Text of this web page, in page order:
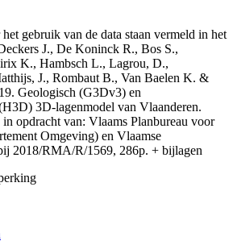
gebruik van de data staan vermeld in het
J., De Koninck R., Bos S.,
K., Hambsch L., Lagrou, D.,
J., Rombaut B., Van Baelen K. &
Geologisch (G3Dv3) en
3D-lagenmodel van Vlaanderen.
opdracht van: Vlaams Planbureau voor
Omgeving) en Vlaamse
2018/RMA/R/1569, 286p. + bijlagen